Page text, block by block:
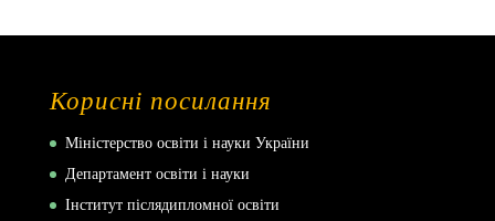
Корисні посилання
Міністерство освіти і науки України
Департамент освіти і науки
Інститут післядипломної освіти